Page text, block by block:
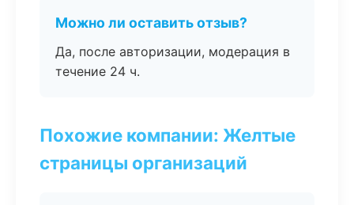
Можно ли оставить отзыв?
Да, после авторизации, модерация в
течение 24 ч.
Похожие компании: Желтые
страницы организаций